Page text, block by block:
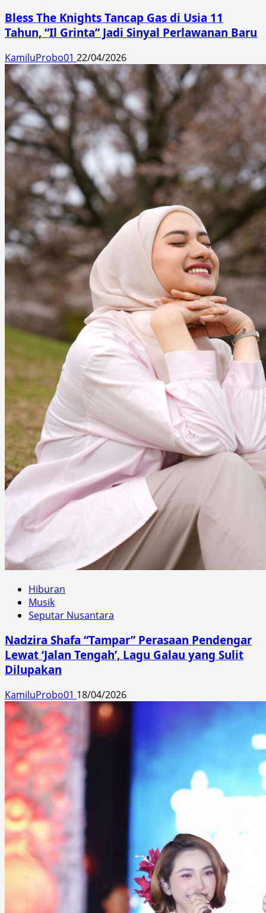
Bless The Knights Tancap Gas di Usia 11
Tahun, “Il Grinta” Jadi Sinyal Perlawanan Baru
KamiluProbo01 22/04/2026
Hiburan
Musik
Seputar Nusantara
Nadzira Shafa “Tampar” Perasaan Pendengar
Lewat ‘Jalan Tengah’, Lagu Galau yang Sulit
Dilupakan
KamiluProbo01 18/04/2026